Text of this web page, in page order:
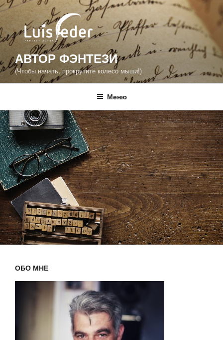
Перейти
к
содержимому
АВТОР ФЭНТЕЗИ
(Чтобы начать, прокрутите колесо мыши!)
Меню
ОБО МНЕ